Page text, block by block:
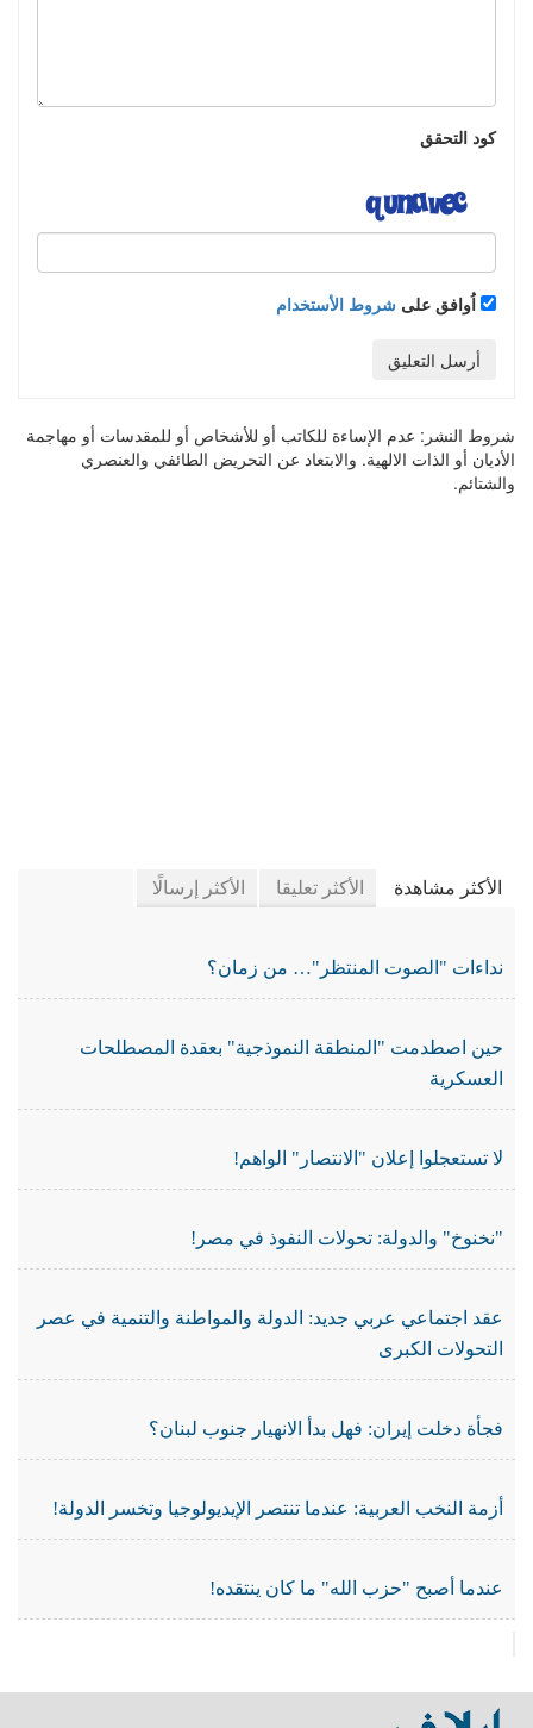
كود التحقق
اُوافق على شروط الأستخدام
أرسل التعليق
شروط النشر: عدم الإساءة للكاتب أو للأشخاص أو للمقدسات أو مهاجمة
الأديان أو الذات الالهية. والابتعاد عن التحريض الطائفي والعنصري
والشتائم.
الأكثر مشاهدة الأكثر تعليقا الأكثر إرسالًا
نداءات "الصوت المنتظر"… من زمان؟
حين اصطدمت "المنطقة النموذجية" بعقدة المصطلحات
العسكرية
لا تستعجلوا إعلان "الانتصار" الواهم!
"نخنوخ" والدولة: تحولات النفوذ في مصر!
عقد اجتماعي عربي جديد: الدولة والمواطنة والتنمية في عصر
التحولات الكبرى
فجأة دخلت إيران: فهل بدأ الانهيار جنوب لبنان؟
أزمة النخب العربية: عندما تنتصر الإيديولوجيا وتخسر الدولة!
عندما أصبح "حزب الله" ما كان ينتقده!